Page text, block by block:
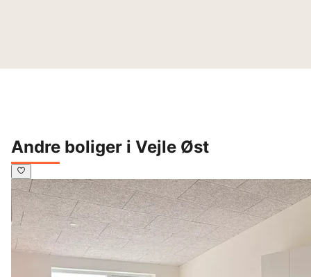
Andre boliger i Vejle Øst